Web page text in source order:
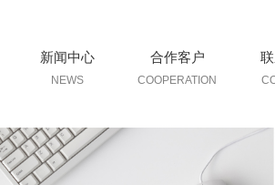
新闻中心
NEWS
合作客户
COOPERATION